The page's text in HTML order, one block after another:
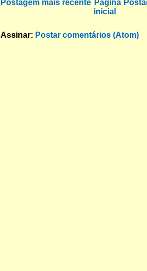
Postagem mais recente Página
inicial
Assinar: Postar comentários (Atom)